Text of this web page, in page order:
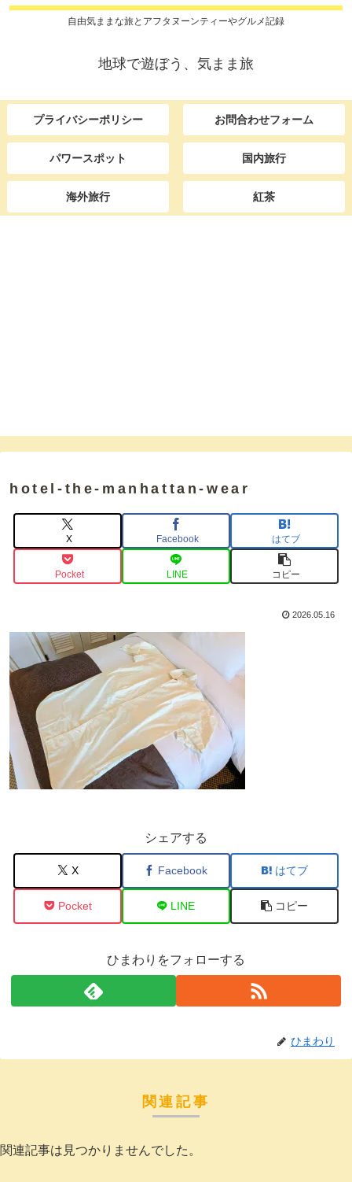
自由気ままな旅とアフタヌーンティーやグルメ記録
地球で遊ぼう、気まま旅
プライバシーポリシー お問合わせフォーム
パワースポット 国内旅行
海外旅行 紅茶
hotel-the-manhattan-wear
X Facebook はてブ
Pocket LINE コピー
2026.05.16
シェアする
X Facebook はてブ
Pocket LINE コピー
ひまわりをフォローする
ひまわり
関連記事
関連記事は見つかりませんでした。